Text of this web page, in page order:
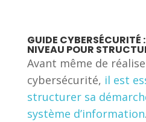
GUIDE CYBERSÉCURITÉ
NIVEAU POUR
Avant même de
cybersécurité, il est
structurer sa
système d’information